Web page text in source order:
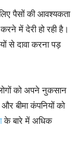
पैसों की आवश्यकता
में देरी हो रही है।
से दावा करना पड़
को अपने नुकसान
बीमा कंपनियों को
के बारे में अधिक